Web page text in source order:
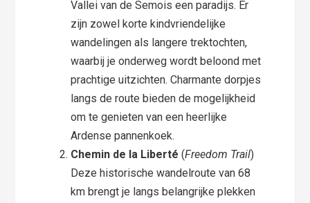
Vallei van de Semois een paradijs. Er
zijn zowel korte kindvriendelijke
wandelingen als langere trektochten,
waarbij je onderweg wordt beloond met
prachtige uitzichten. Charmante dorpjes
langs de route bieden de mogelijkheid
om te genieten van een heerlijke
Ardense pannenkoek.
Chemin de la Liberté (Freedom Trail)
Deze historische wandelroute van 68
km brengt je langs belangrijke plekken